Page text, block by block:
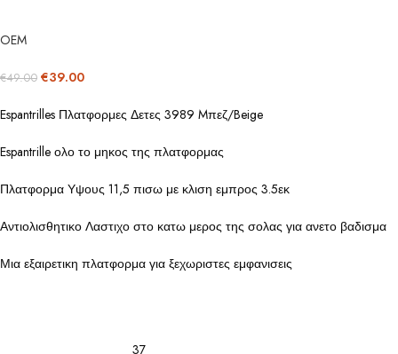
OEM
€49.00 €39.00
Espantrilles Πλατφορμες Δετες 3989 Mπεζ/Beige
Espantrille ολο το μηκος της πλατφορμας
Πλατφορμα Υψους 11,5 πισω με κλιση εμπρος 3.5εκ
Αντιολισθητικο Λαστιχο στο κατω μερος της σολας για ανετο βαδισμα
Μια εξαιρετικη πλατφορμα για ξεχωριστες εμφανισεις
37